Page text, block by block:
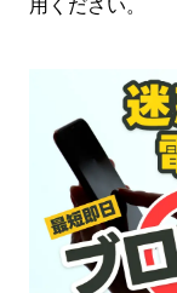
用ください。